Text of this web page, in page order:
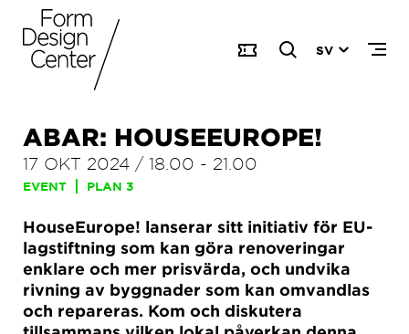
SV
ABAR: HOUSEEUROPE!
17 OKT 2024 / 18.00 - 21.00
EVENT PLAN 3
HouseEurope! lanserar sitt initiativ för EU-
lagstiftning som kan göra renoveringar
enklare och mer prisvärda, och undvika
rivning av byggnader som kan omvandlas
och repareras. Kom och diskutera